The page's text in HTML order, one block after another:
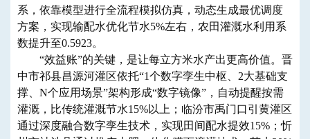
系，依靠模型进行全流程模拟仿真，动态生成最优调度
方案，实现输配水优化节水5%左右，农田灌溉水利用系
数提升至0.5923。
“效益账”的关键，是让每立方米水产出更高价值。晋
中市祁县昌源河灌区依托“1个数字孪生中枢、2大基础支
撑、N个应用场景”架构形成“数字镜像”，自动提醒按需
灌溉，比传统灌溉节水15%以上；临汾市禹门口引黄灌区
通过深度融合数字孪生技术，实现田间配水提效15%；忻